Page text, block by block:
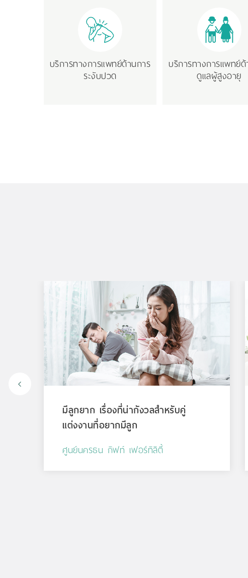
บริการทางการแพทย์ด้านการ
ระงับปวด
บริการทางการแพทย์
ดูแลผู้สูงอายุ
มีลูกยาก เรื่องที่น่ากังวลสำหรับคู่
แต่งงานที่อยากมีลูก
ศูนย์นครธน กิฟท์ เฟอร์ทิลิตี้